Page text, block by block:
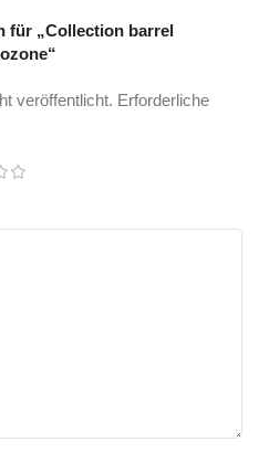
für „Collection barrel
veröffentlicht. Erforderliche